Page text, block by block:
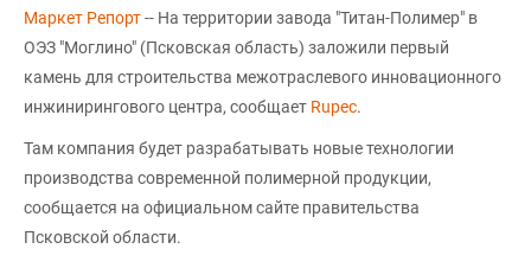
Маркет Репорт-- На территории завода "Титан-Полимер" в
ОЭЗ "Моглино" (Псковская область) заложили первый
камень для строительства межотраслевого инновационного
инжинирингового центра, сообщает Rupec.
Там компания будет разрабатывать новые технологии
производства современной полимерной продукции,
сообщается на официальном сайте правительства
Псковской области.